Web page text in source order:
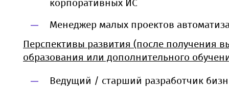
корпоративных ИС
Менеджер малых проектов
Перспективы развития (после получения
образования или дополнительного
Ведущий / старший разработчик